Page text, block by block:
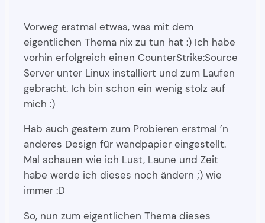
Vorweg erstmal etwas, was mit dem
eigentlichen Thema nix zu tun hat :) Ich habe
vorhin erfolgreich einen CounterStrike:Source
Server unter Linux installiert und zum Laufen
gebracht. Ich bin schon ein wenig stolz auf
mich :)
Hab auch gestern zum Probieren erstmal ’n
anderes Design für wandpapier eingestellt.
Mal schauen wie ich Lust, Laune und Zeit
habe werde ich dieses noch ändern ;) wie
immer :D
So, nun zum eigentlichen Thema dieses